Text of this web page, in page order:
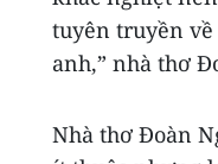
tuyên truyền
anh,” nhà thơ
Nhà thơ Đoàn